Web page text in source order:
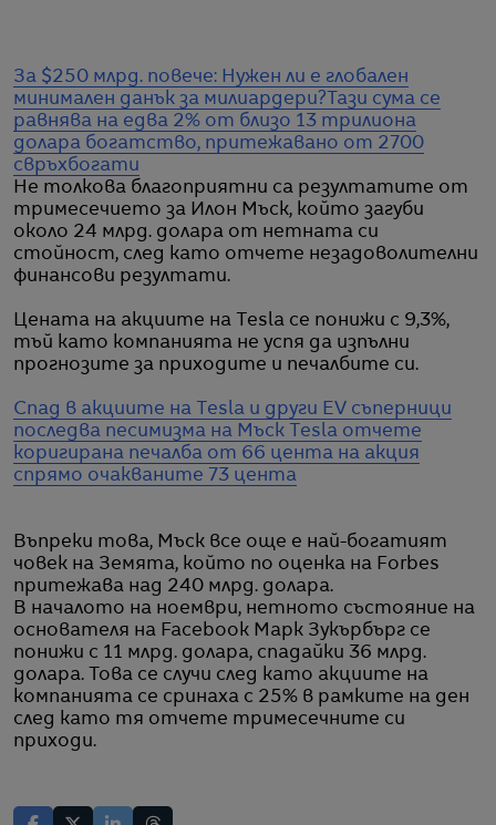
За $250 млрд. повече: Нужен ли е глобален
минимален данък за милиардери? Тази сума се
равнява на едва 2% от близо 13 трилиона
долара богатство, притежавано от 2700
свръхбогати
Не толкова благоприятни са резултатите от
тримесечието за Илон Мъск, който загуби
около 24 млрд. долара от нетната си
стойност, след като отчете незадоволителни
финансови резултати.
Цената на акциите на Tesla се понижи с 9,3%,
тъй като компанията не успя да изпълни
прогнозите за приходите и печалбите си.
Спад в акциите на Tesla и други EV съперници
последва песимизма на Мъск
Tesla отчете
коригирана печалба от 66 цента на акция
спрямо очакваните 73 цента
Въпреки това, Мъск все още е най-богатият
човек на Земята, който по оценка на Forbes
притежава над 240 млрд. долара.
В началото на ноември, нетното състояние на
основателя на Facebook Марк Зукърбърг се
понижи с 11 млрд. долара, спадайки 36 млрд.
долара. Това се случи след като акциите на
компанията се сринаха с 25% в рамките на ден
след като тя отчете тримесечните си
приходи.